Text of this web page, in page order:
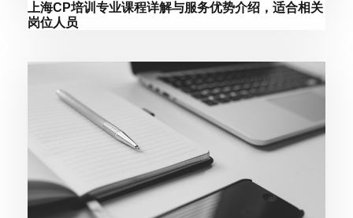
上海CP培训专业课程详解与服务优势介绍，适合相关
岗位人员